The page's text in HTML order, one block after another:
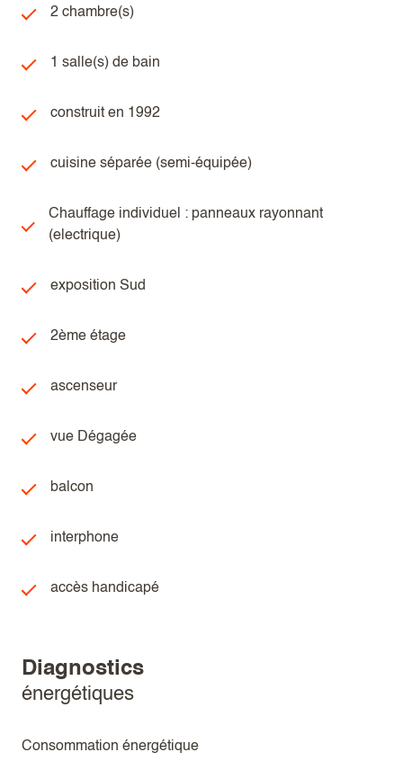
2 chambre(s)
1 salle(s) de bain
construit en 1992
cuisine séparée (semi-équipée)
Chauffage individuel : panneaux rayonnant
(electrique)
exposition Sud
2ème étage
ascenseur
vue Dégagée
balcon
interphone
accès handicapé
diagnostics
énergétiques
Consommation énergétique